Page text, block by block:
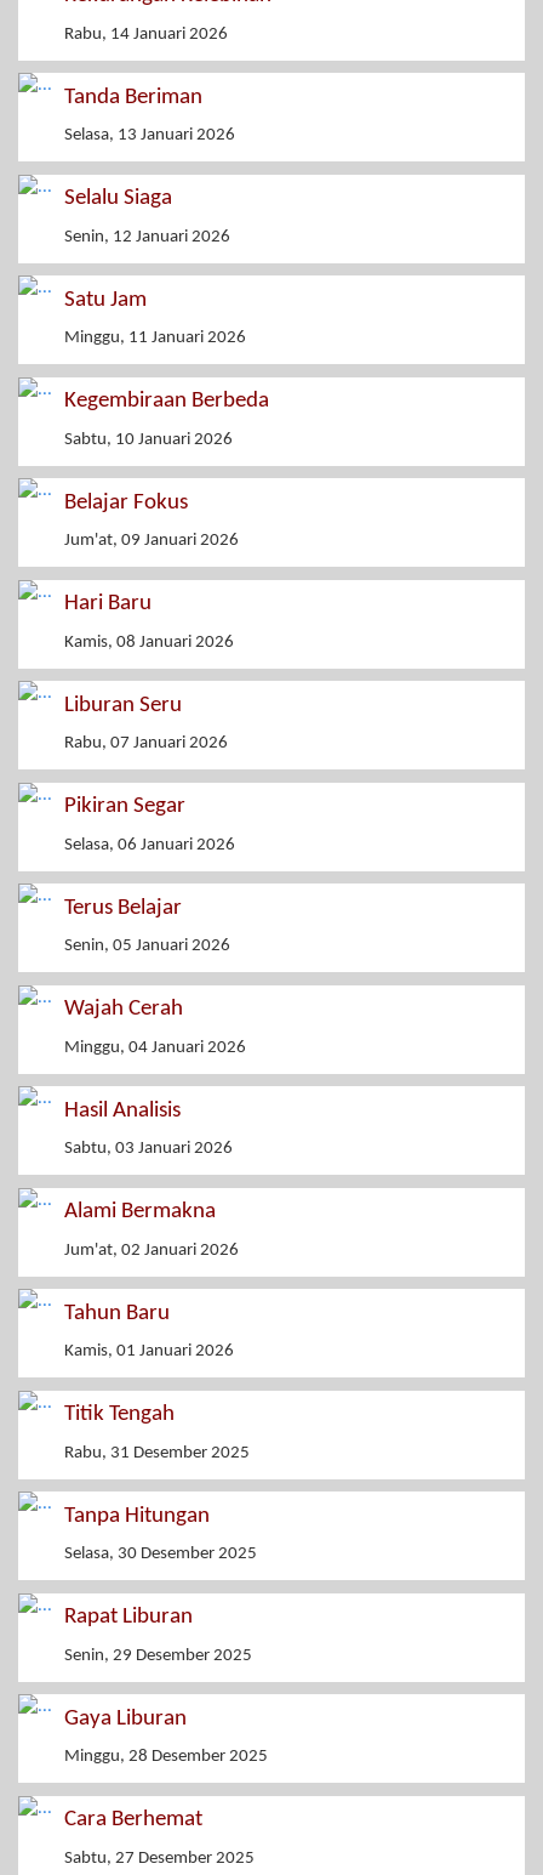
Rabu, 14 Januari 2026
Tanda Beriman
Selasa, 13 Januari 2026
Selalu Siaga
Senin, 12 Januari 2026
Satu Jam
Minggu, 11 Januari 2026
Kegembiraan Berbeda
Sabtu, 10 Januari 2026
Belajar Fokus
Jum'at, 09 Januari 2026
Hari Baru
Kamis, 08 Januari 2026
Liburan Seru
Rabu, 07 Januari 2026
Pikiran Segar
Selasa, 06 Januari 2026
Terus Belajar
Senin, 05 Januari 2026
Wajah Cerah
Minggu, 04 Januari 2026
Hasil Analisis
Sabtu, 03 Januari 2026
Alami Bermakna
Jum'at, 02 Januari 2026
Tahun Baru
Kamis, 01 Januari 2026
Titik Tengah
Rabu, 31 Desember 2025
Tanpa Hitungan
Selasa, 30 Desember 2025
Rapat Liburan
Senin, 29 Desember 2025
Gaya Liburan
Minggu, 28 Desember 2025
Cara Berhemat
Sabtu, 27 Desember 2025